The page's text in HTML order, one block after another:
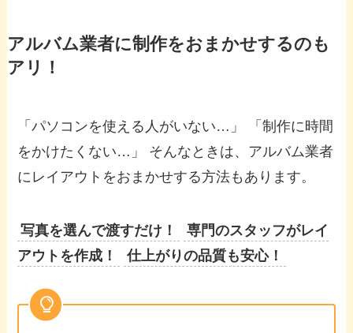
アルバム業者に制作をおまかせするのも
アリ！
「パソコンを使える人がいない…」 「制作に時間
をかけたくない…」 そんなときは、アルバム業者
にレイアウトをおまかせする方法もあります。
写真を選んで渡すだけ！
専門のスタッフがレイ
アウトを作成！
仕上がりの品質も安心！